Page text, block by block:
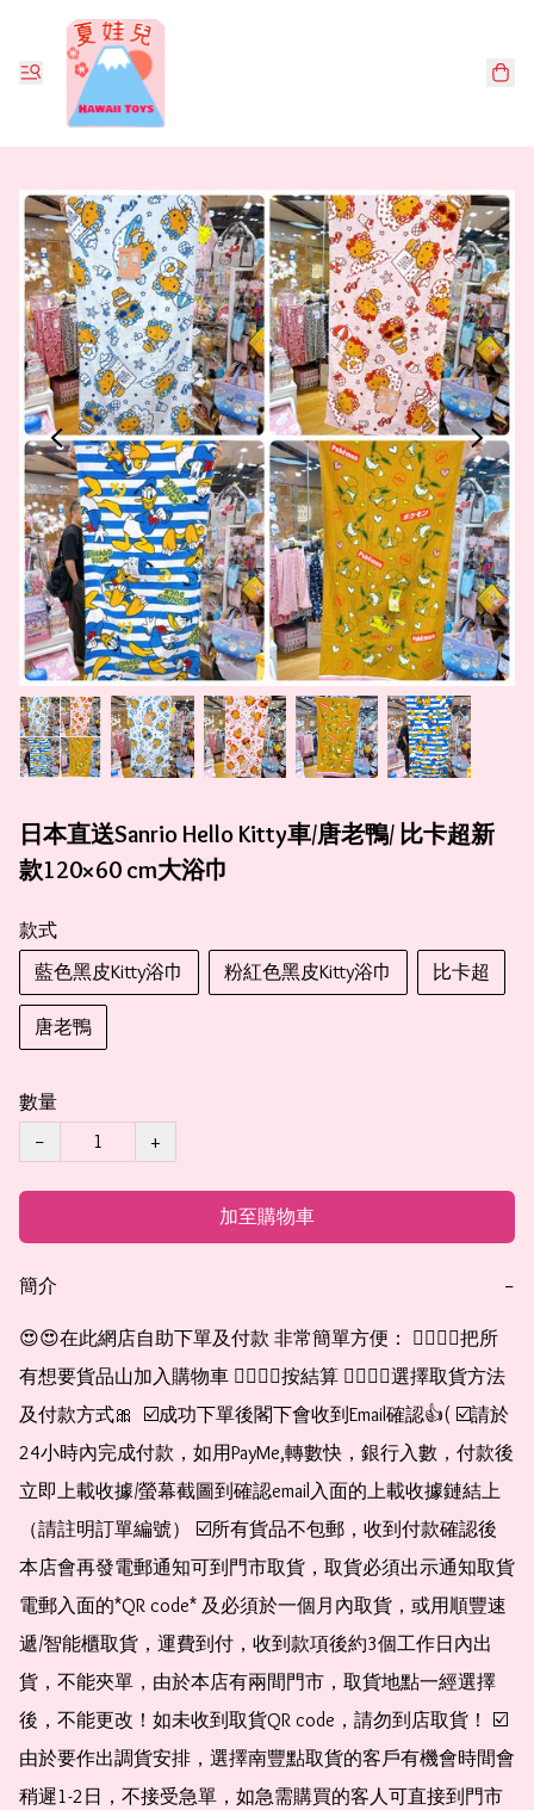
日本直送Sanrio Hello Kitty車/唐老鴨/ 比卡超新
款120×60 cm大浴巾
款式
藍色黑皮Kitty浴巾
粉紅色黑皮Kitty浴巾 比卡超
唐老鴨
數量
−
+
加至購物車
簡介 −
😍😍在此網店自助下單及付款 非常簡單方便： 👉🏻👉🏻把所
有想要貨品山加入購物車 👉🏻👉🏻按結算 👉🏻👉🏻選擇取貨方法
及付款方式🎀  ☑️成功下單後閣下會收到Email確認👍( ☑️請於
24小時內完成付款，如用PayMe,轉數快，銀行入數，付款後
立即上載收據/螢幕截圖到確認email入面的上載收據鏈結上
（請註明訂單編號） ☑️所有貨品不包郵，收到付款確認後
本店會再發電郵通知可到門市取貨，取貨必須出示通知取貨
電郵入面的*QR code* 及必須於一個月內取貨，或用順豐速
遞/智能櫃取貨，運費到付，收到款項後約3個工作日內出
貨，不能夾單，由於本店有兩間門市，取貨地點一經選擇
後，不能更改！如未收到取貨QR code，請勿到店取貨！ ☑️
由於要作出調貨安排，選擇南豐點取貨的客戶有機會時間會
稍遲1-2日，不接受急單，如急需購買的客人可直接到門市